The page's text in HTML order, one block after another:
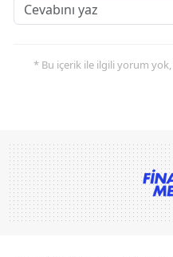
* Bu içerik ile ilgili yorum yok,